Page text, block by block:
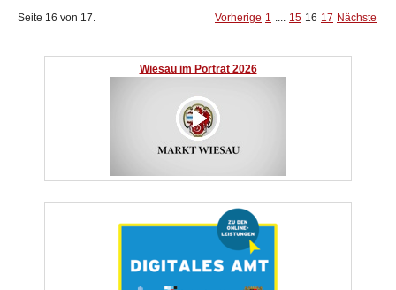
Seite 16 von 17. Vorherige 1 .... 15 16 17 Nächste
Wiesau im Porträt 2026